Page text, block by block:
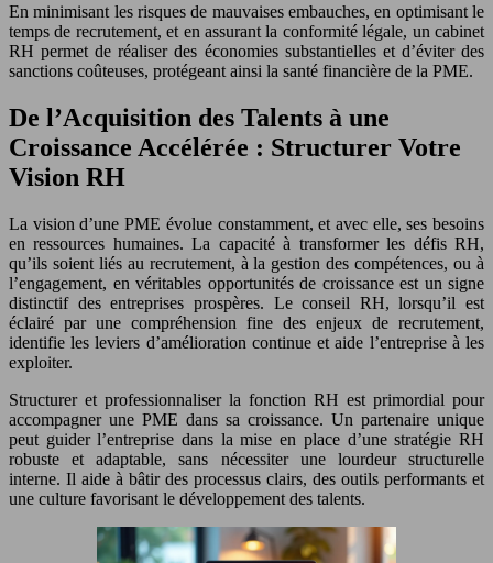
En minimisant les risques de mauvaises embauches, en optimisant le
temps de recrutement, et en assurant la conformité légale, un cabinet
RH permet de réaliser des économies substantielles et d’éviter des
sanctions coûteuses, protégeant ainsi la santé financière de la PME.
De l’Acquisition des Talents à une
Croissance Accélérée : Structurer Votre
Vision RH
La vision d’une PME évolue constamment, et avec elle, ses besoins
en ressources humaines. La capacité à transformer les défis RH,
qu’ils soient liés au recrutement, à la gestion des compétences, ou à
l’engagement, en véritables opportunités de croissance est un signe
distinctif des entreprises prospères. Le conseil RH, lorsqu’il est
éclairé par une compréhension fine des enjeux de recrutement,
identifie les leviers d’amélioration continue et aide l’entreprise à les
exploiter.
Structurer et professionnaliser la fonction RH est primordial pour
accompagner une PME dans sa croissance. Un partenaire unique
peut guider l’entreprise dans la mise en place d’une stratégie RH
robuste et adaptable, sans nécessiter une lourdeur structurelle
interne. Il aide à bâtir des processus clairs, des outils performants et
une culture favorisant le développement des talents.